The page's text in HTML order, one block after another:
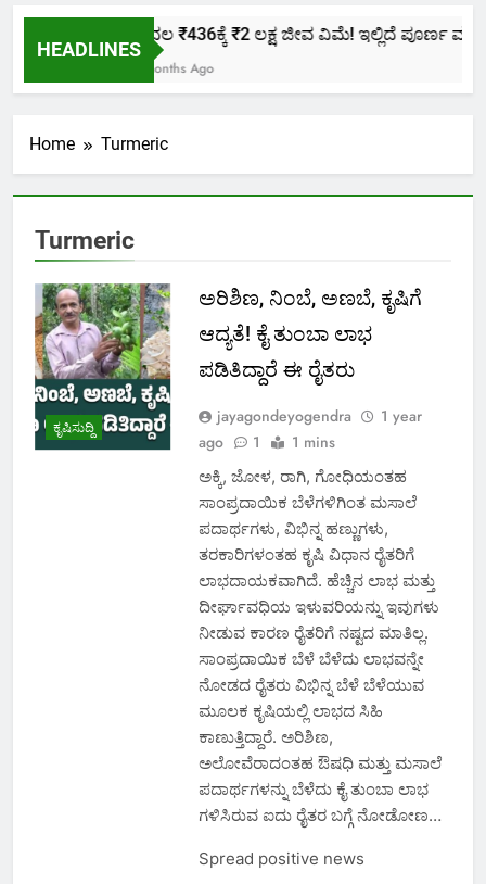
HEADLINES
ಕೇವಲ ₹436ಕ್ಕೆ ₹2 ಲಕ್ಷ ಜೀವ ವಿಮೆ! ಇಲ್ಲಿದೆ ಪೂರ್ಣ
2 Months Ago
Home Turmeric
Turmeric
ಕೃಷಿಸುದ್ದಿ
ಅರಿಶಿಣ, ನಿಂಬೆ, ಅಣಬೆ, ಕೃಷಿಗೆ
ಆದ್ಯತೆ! ಕೈ ತುಂಬಾ ಲಾಭ
ಪಡಿತಿದ್ದಾರೆ ಈ ರೈತರು
jayagondeyogendra
1 year
ago
1 1 mins
ಅಕ್ಕಿ, ಜೋಳ, ರಾಗಿ, ಗೋಧಿಯಂತಹ
ಸಾಂಪ್ರದಾಯಿಕ ಬೆಳೆಗಳಿಗಿಂತ ಮಸಾಲೆ
ಪದಾರ್ಥಗಳು, ವಿಭಿನ್ನ ಹಣ್ಣುಗಳು,
ತರಕಾರಿಗಳಂತಹ ಕೃಷಿ ವಿಧಾನ ರೈತರಿಗೆ
ಲಾಭದಾಯಕವಾಗಿದೆ. ಹೆಚ್ಚಿನ ಲಾಭ ಮತ್ತು
ದೀರ್ಘಾವಧಿಯ ಇಳುವರಿಯನ್ನು ಇವುಗಳು
ನೀಡುವ ಕಾರಣ ರೈತರಿಗೆ ನಷ್ಟದ ಮಾತಿಲ್ಲ.
ಸಾಂಪ್ರದಾಯಿಕ ಬೆಳೆ ಬೆಳೆದು ಲಾಭವನ್ನೇ
ನೋಡದ ರೈತರು ವಿಭಿನ್ನ ಬೆಳೆ ಬೆಳೆಯುವ
ಮೂಲಕ ಕೃಷಿಯಲ್ಲಿ ಲಾಭದ ಸಿಹಿ
ಕಾಣುತ್ತಿದ್ದಾರೆ. ಅರಿಶಿಣ,
ಅಲೋವೆರಾದಂತಹ ಔಷಧಿ ಮತ್ತು ಮಸಾಲೆ
ಪದಾರ್ಥಗಳನ್ನು ಬೆಳೆದು ಕೈ ತುಂಬಾ ಲಾಭ
ಗಳಿಸಿರುವ ಐದು ರೈತರ ಬಗ್ಗೆ ನೋಡೋಣ…
Spread positive news